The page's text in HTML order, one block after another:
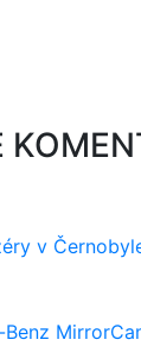
Černobyle: Prečo
rozširuje vodičovi